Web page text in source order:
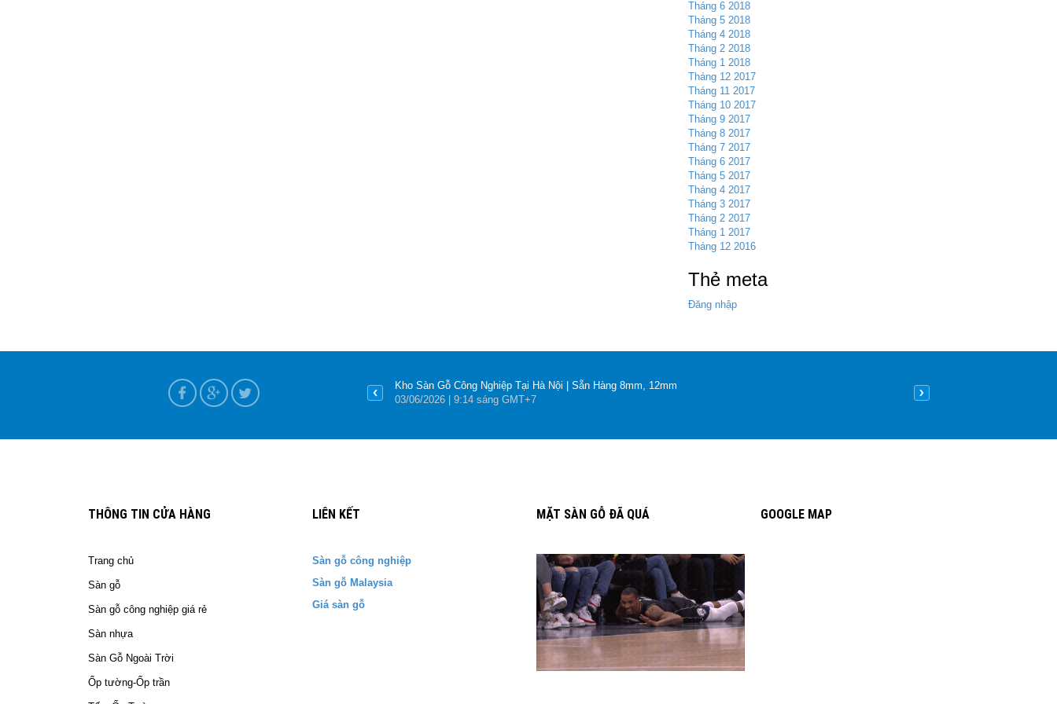
Tháng 6 2018
Tháng 5 2018
Tháng 4 2018
Tháng 2 2018
Tháng 1 2018
Tháng 12 2017
Tháng 11 2017
Tháng 10 2017
Tháng 9 2017
Tháng 8 2017
Tháng 7 2017
Tháng 6 2017
Tháng 5 2017
Tháng 4 2017
Tháng 3 2017
Tháng 2 2017
Tháng 1 2017
Tháng 12 2016
Thẻ meta
Đăng nhập
Kho Sàn Gỗ Công Nghiệp Tại Hà Nội | Sẵn Hàng 8mm, 12mm
03/06/2026 | 9:14 sáng GMT+7
Nên lát sàn gỗ hay sàn nhựa
09/05
THÔNG TIN CỬA HÀNG
Trang chủ
Sàn gỗ
Sàn gỗ công nghiệp giá rẻ
Sàn nhựa
Sàn Gỗ Ngoài Trời
Ốp tường-Ốp trần
LIÊN KẾT
Sàn gỗ công nghiệp
Sàn gỗ Malaysia
Giá sàn gỗ
MẶT SÀN GỖ ĐÃ QUÁ GOOGLE MAP